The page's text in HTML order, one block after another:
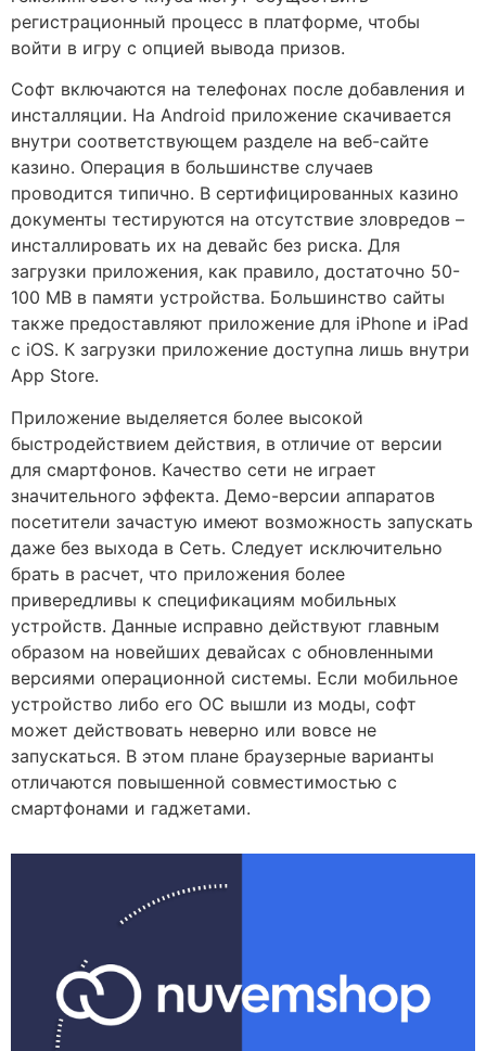
регистрационный процесс в платформе, чтобы
войти в игру с опцией вывода призов.
Софт включаются на телефонах после добавления и
инсталляции. На Android приложение скачивается
внутри соответствующем разделе на веб-сайте
казино. Операция в большинстве случаев
проводится типично. В сертифицированных казино
документы тестируются на отсутствие зловредов –
инсталлировать их на девайс без риска. Для
загрузки приложения, как правило, достаточно 50-
100 MB в памяти устройства. Большинство сайты
также предоставляют приложение для iPhone и iPad
с iOS. К загрузки приложение доступна лишь внутри
App Store.
Приложение выделяется более высокой
быстродействием действия, в отличие от версии
для смартфонов. Качество сети не играет
значительного эффекта. Демо-версии аппаратов
посетители зачастую имеют возможность запускать
даже без выхода в Сеть. Следует исключительно
брать в расчет, что приложения более
привередливы к спецификациям мобильных
устройств. Данные исправно действуют главным
образом на новейших девайсах с обновленными
версиями операционной системы. Если мобильное
устройство либо его ОС вышли из моды, софт
может действовать неверно или вовсе не
запускаться. В этом плане браузерные варианты
отличаются повышенной совместимостью с
смартфонами и гаджетами.